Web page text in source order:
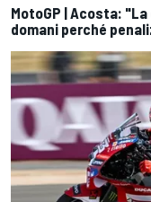
MotoGP | Acosta:
domani perché